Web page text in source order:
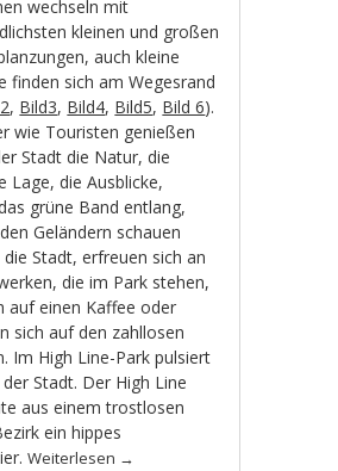
wechseln mit
kleinen und großen
auch kleine
finden sich am Wegesrand
, Bild3, Bild4, Bild5, Bild 6).
wie Touristen genießen
Stadt die Natur, die
Lage, die Ausblicke,
grüne Band entlang,
Geländern schauen
Stadt, erfreuen sich an
die im Park stehen,
auf einen Kaffee oder
sich auf den zahllosen
Im High Line-Park pulsiert
Stadt. Der High Line
aus einem trostlosen
ein hippes
Weiterlesen →